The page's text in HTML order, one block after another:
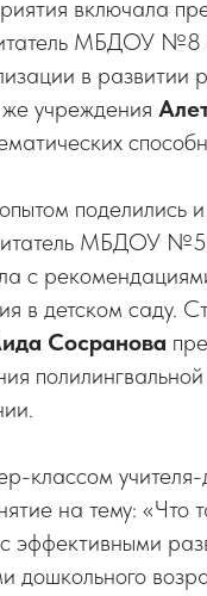
включала
МБДОУ №8
в развитии
же учреждения
поделились и
МБДОУ
с
в детском саду.
Сосранова
классом
на тему: «Что
эффективными
дошкольного